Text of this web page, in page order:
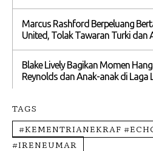
Marcus Rashford Berpeluang
United, Tolak Tawaran Turki dan
Blake Lively Bagikan Momen
Reynolds dan Anak-anak di Laga
TAGS
#KEMENTRIANEKRAF
#IRENEUMAR